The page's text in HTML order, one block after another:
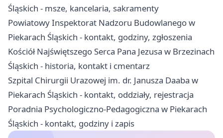
Śląskich - msze, kancelaria, sakramenty
Powiatowy Inspektorat Nadzoru Budowlanego w
Piekarach Śląskich - kontakt, godziny, zgłoszenia
Kościół Najświętszego Serca Pana Jezusa w Brzezinach
Śląskich - historia, kontakt i cmentarz
Szpital Chirurgii Urazowej im. dr. Janusza Daaba w
Piekarach Śląskich - kontakt, oddziały, rejestracja
Poradnia Psychologiczno-Pedagogiczna w Piekarach
Śląskich - kontakt, godziny i zapis